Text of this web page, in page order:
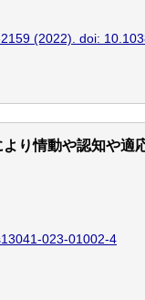
(2022). doi:
り情動や認知や適
023-01002-4